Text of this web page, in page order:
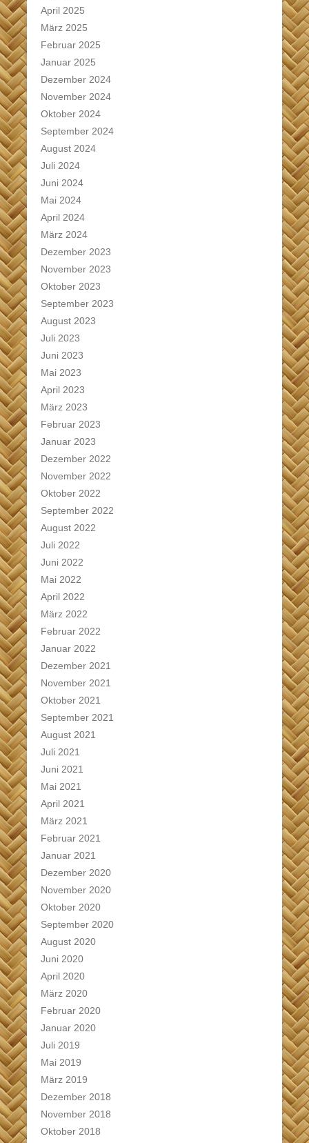
April 2025
März 2025
Februar 2025
Januar 2025
Dezember 2024
November 2024
Oktober 2024
September 2024
August 2024
Juli 2024
Juni 2024
Mai 2024
April 2024
März 2024
Dezember 2023
November 2023
Oktober 2023
September 2023
August 2023
Juli 2023
Juni 2023
Mai 2023
April 2023
März 2023
Februar 2023
Januar 2023
Dezember 2022
November 2022
Oktober 2022
September 2022
August 2022
Juli 2022
Juni 2022
Mai 2022
April 2022
März 2022
Februar 2022
Januar 2022
Dezember 2021
November 2021
Oktober 2021
September 2021
August 2021
Juli 2021
Juni 2021
Mai 2021
April 2021
März 2021
Februar 2021
Januar 2021
Dezember 2020
November 2020
Oktober 2020
September 2020
August 2020
Juni 2020
April 2020
März 2020
Februar 2020
Januar 2020
Juli 2019
Mai 2019
März 2019
Dezember 2018
November 2018
Oktober 2018